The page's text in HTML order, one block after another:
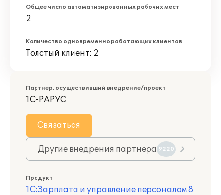
Общее число автоматизированных рабочих мест
2
Количество одновременно работающих клиентов
Толстый клиент: 2
Партнер, осуществивший внедрение/проект
1С-РАРУС
Связаться
Другие внедрения партнера 9220
Продукт
1С:Зарплата и управление персоналом 8